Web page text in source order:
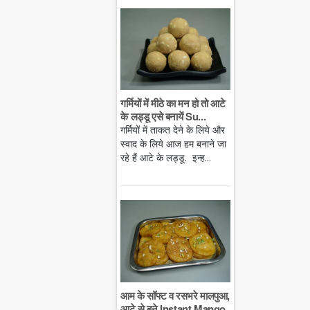
गर्मियों में मीठे का मन हो तो आटे
के लड्डू एसे बनायें Su...
गर्मियों में ताकत देने के लिये और
स्वाद के लिये आज हम बनाने जा
रहे हैं आटे के लड्डू. इन्ह...
आम के सॉफ्ट व रसभरे मालपुआ,